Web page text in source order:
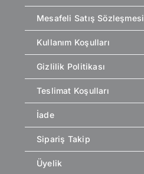
Mesafeli Satış Sözleşmesi
Kullanım Koşulları
Gizlilik Politikası
Teslimat Koşulları
İade
Sipariş Takip
Üyelik